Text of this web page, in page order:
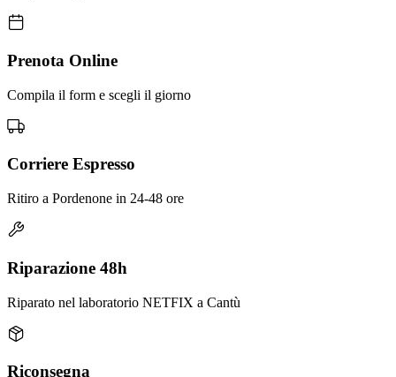
Prenota Online
Compila il form e scegli il giorno
Corriere Espresso
Ritiro a Pordenone in 24-48 ore
Riparazione 48h
Riparato nel laboratorio NETFIX a Cantù
Riconsegna